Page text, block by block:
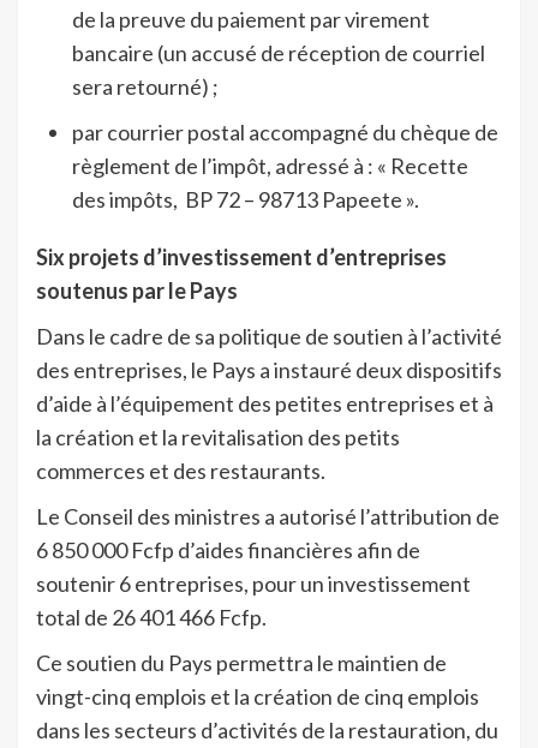
de la preuve du paiement par virement
bancaire (un accusé de réception de courriel
sera retourné) ;
par courrier postal accompagné du chèque de
règlement de l’impôt, adressé à : « Recette
des impôts, BP 72 – 98713 Papeete ».
Six projets d’investissement d’entreprises
soutenus par le Pays
Dans le cadre de sa politique de soutien à l’activité
des entreprises, le Pays a instauré deux dispositifs
d’aide à l’équipement des petites entreprises et à
la création et la revitalisation des petits
commerces et des restaurants.
Le Conseil des ministres a autorisé l’attribution de
6 850 000 Fcfp d’aides financières afin de
soutenir 6 entreprises, pour un investissement
total de 26 401 466 Fcfp.
Ce soutien du Pays permettra le maintien de
vingt-cinq emplois et la création de cinq emplois
dans les secteurs d’activités de la restauration, du